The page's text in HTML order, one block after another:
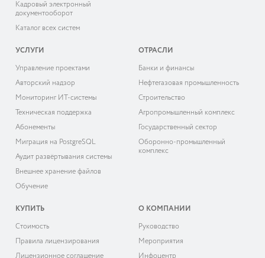
Кадровый электронный
документооборот
Каталог всех систем
УСЛУГИ
Управление проектами
Авторский надзор
Мониторинг ИТ-системы
Техническая поддержка
Абонементы
Миграция на PostgreSQL
Аудит развёртывания системы
Внешнее хранение файлов
Обучение
ОТРАСЛИ
Банки и финансы
Нефтегазовая промышленность
Строительство
Агропромышленный комплекс
Государственный сектор
Оборонно-промышленный
комплекс
КУПИТЬ
Cтоимость
Правила лицензирования
Лицензионное соглашение
О КОМПАНИИ
Руководство
Мероприятия
Инфоцентр